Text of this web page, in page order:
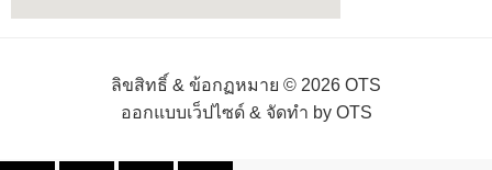
ลิขสิทธิ์ & ข้อกฏหมาย © 2026 OTS
ออกแบบเว็ปไซด์ & จัดทำ by OTS